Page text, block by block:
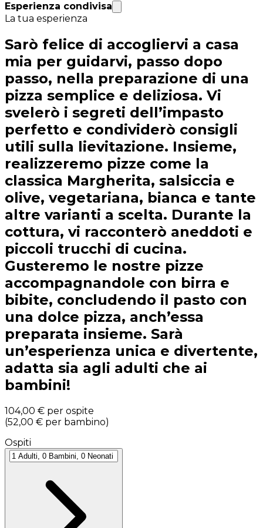
Esperienza condivisa
La tua esperienza
Sarò felice di accogliervi a casa
mia per guidarvi, passo dopo
passo, nella preparazione di una
pizza semplice e deliziosa. Vi
svelerò i segreti dell’impasto
perfetto e condividerò consigli
utili sulla lievitazione. Insieme,
realizzeremo pizze come la
classica Margherita, salsiccia e
olive, vegetariana, bianca e tante
altre varianti a scelta. Durante la
cottura, vi racconterò aneddoti e
piccoli trucchi di cucina.
Gusteremo le nostre pizze
accompagnandole con birra e
bibite, concludendo il pasto con
una dolce pizza, anch’essa
preparata insieme. Sarà
un’esperienza unica e divertente,
adatta sia agli adulti che ai
bambini!
104,00 € per ospite
(52,00 € per bambino)
Ospiti